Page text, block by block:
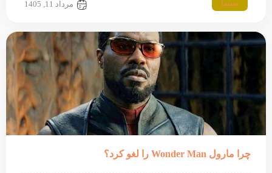
سینما مرداد 11, 1405
چرا مارول Wonder Man را لغو کرد؟